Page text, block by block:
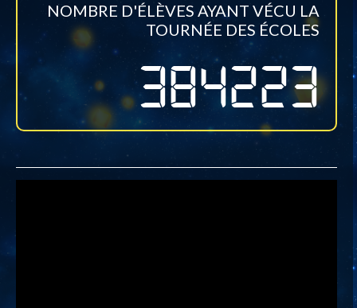
NOMBRE D'ÉLÈVES AYANT VÉCU LA
TOURNÉE DES ÉCOLES
384223